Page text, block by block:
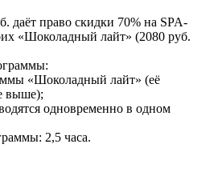
даёт право скидки 70% на SPA-
«Шоколадный лайт» (2080 руб.
«Шоколадный лайт» (её
выше);
одновременно в одном
2,5 часа.